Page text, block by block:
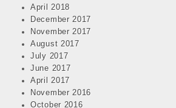
April 2018
December 2017
November 2017
August 2017
July 2017
June 2017
April 2017
November 2016
October 2016